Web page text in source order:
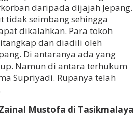
daripada dijajah Jepang.
tidak seimbang sehingga
dikalahkan. Para tokoh
dan diadili oleh
Di antaranya ada yang
Namun di antara terhukum
Supriyadi. Rupanya telah
Mustofa di Tasikmalaya